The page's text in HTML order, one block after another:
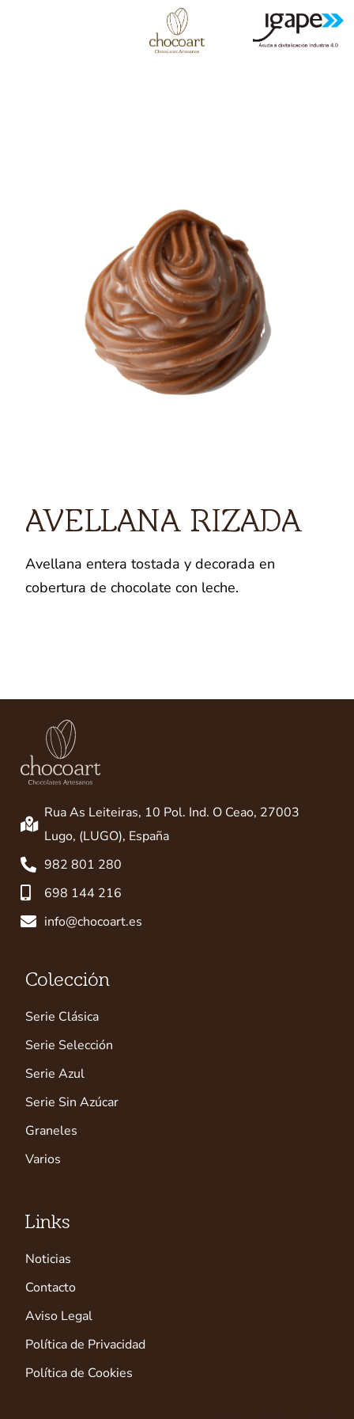
AVELLANA RIZADA
Avellana entera tostada y decorada en
cobertura de chocolate con leche.
Rua As Leiteiras, 10 Pol. Ind. O Ceao, 27003
Lugo, (LUGO), España
982 801 280
698 144 216
info@chocoart.es
Colección
Serie Clásica
Serie Selección
Serie Azul
Serie Sin Azúcar
Graneles
Varios
Links
Noticias
Contacto
Aviso Legal
Política de Privacidad
Política de Cookies